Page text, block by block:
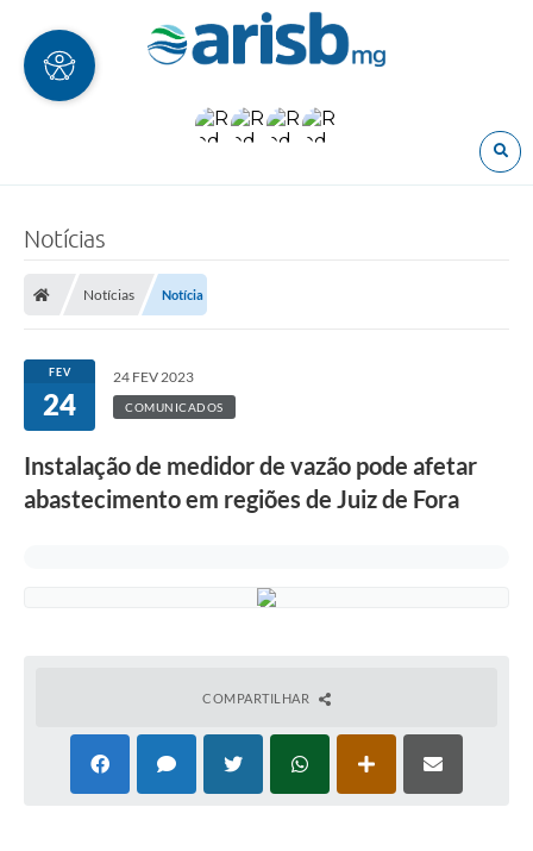
Notícias
Notícias Notícia
FEV
24
24 FEV 2023
COMUNICADOS
Instalação de medidor de vazão pode afetar
abastecimento em regiões de Juiz de Fora
COMPARTILHAR